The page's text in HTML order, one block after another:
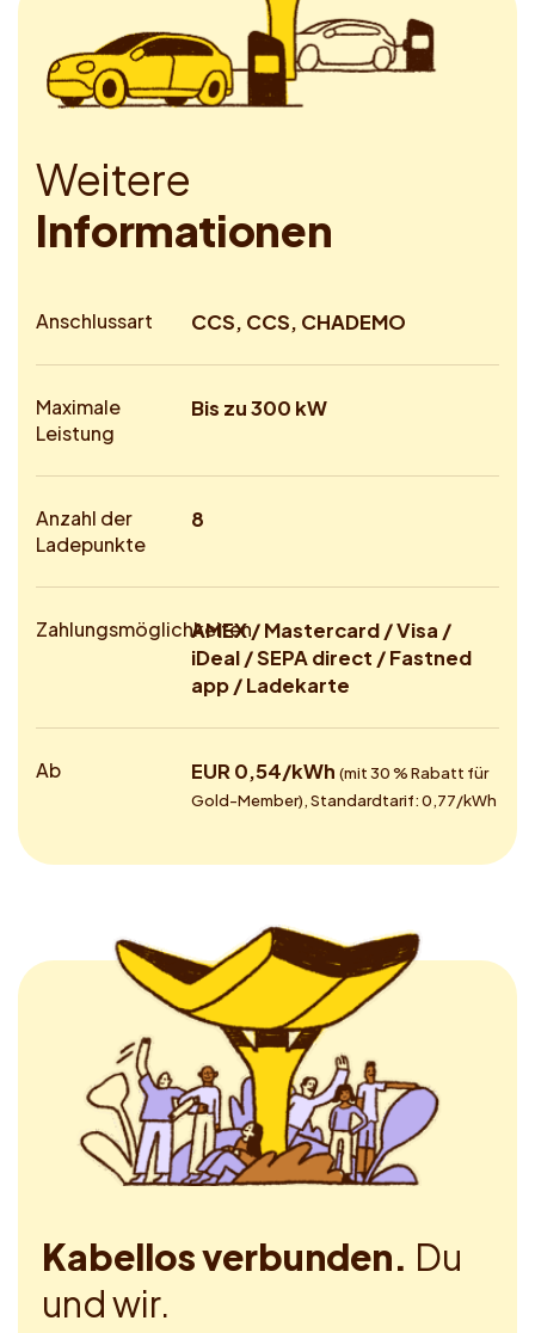
Weitere
Informationen
Anschlussart CCS, CCS, CHADEMO
Maximale
Leistung
Bis zu 300 kW
Anzahl der
Ladepunkte
8
ZahlungsmöglichkeitenAMEX / Mastercard / Visa /
iDeal / SEPA direct / Fastned
app / Ladekarte
Ab EUR 0,54/kWh (mit 30 % Rabatt für
Gold-Member), Standardtarif: 0,77/kWh
Kabellos verbunden. Du
und wir.